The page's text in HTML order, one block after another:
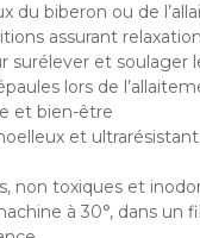
du biberon ou de
assurant
surélever et soulager
lors de
et bien-être
et ultrarésistant
non toxiques et
à 30°, dans un